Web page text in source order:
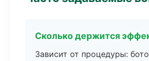
Сколько держится
Зависит от процедуры: